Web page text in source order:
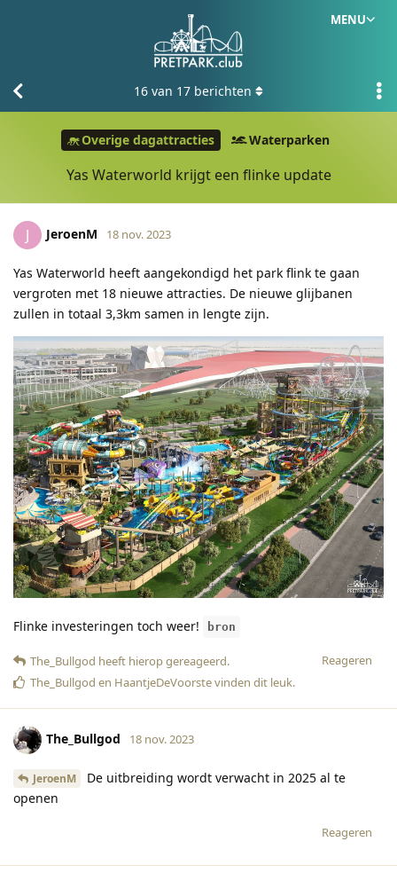
MENU
Overige dagattracties Waterparken
Yas Waterworld krijgt een flinke update
16 van 17 berichten
J JeroenM 18 nov. 2023
Yas Waterworld heeft aangekondigd het park flink te gaan
vergroten met 18 nieuwe attracties. De nieuwe glijbanen
zullen in totaal 3,3km samen in lengte zijn.
Flinke investeringen toch weer! bron
Reageren
The_Bullgod heeft hierop gereageerd.
The_Bullgod en HaantjeDeVoorstevinden dit leuk.
The_Bullgod 18 nov. 2023
JeroenM
De uitbreiding wordt verwacht in 2025 al te
openen
Reageren